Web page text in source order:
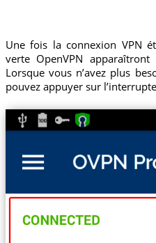
Une fois la connexion VPN
verte OpenVPN
Lorsque vous n’avez plus
pouvez appuyer sur